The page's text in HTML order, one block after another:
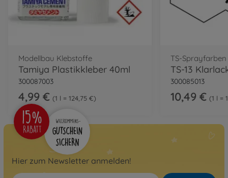
Modellbau Klebstoffe
Tamiya Plastikkleber 40ml
300087003
4,99 € 1 l = 124,75 €
TS-Sprayfarben
300085013
10,49 € 1 l =
Hier zum Newsletter anmelden!